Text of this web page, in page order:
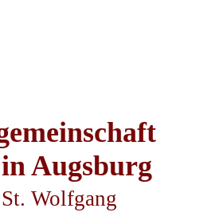
in Augsburg
St. Wolfgang